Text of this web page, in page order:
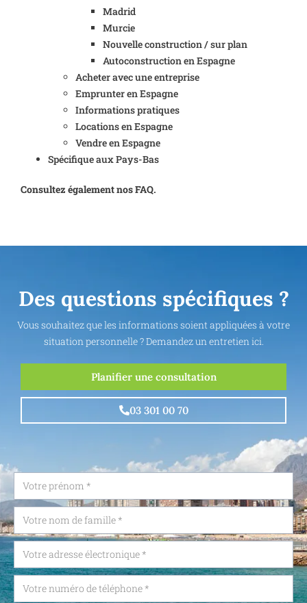
Madrid
Murcie
Nouvelle construction / sur plan
Autoconstruction en Espagne
Acheter avec une entreprise
Emprunter en Espagne
Informations pratiques
Locations en Espagne
Vendre en Espagne
Spécifique aux Pays-Bas
Consultez également nos FAQ.
Des questions spécifiques ?
Vous souhaitez que les informations soient appliquées à votre
situation personnelle ? Demandez un entretien ici.
Planifier une consultation
03 301 00 70